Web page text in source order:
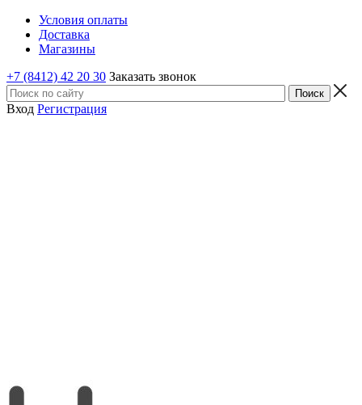
Условия оплаты
Доставка
Магазины
+7 (8412) 42 20 30 Заказать звонок
Вход Регистрация